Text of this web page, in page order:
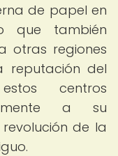
de papel en
que también
otras regiones
reputación del
centros
a su
de la